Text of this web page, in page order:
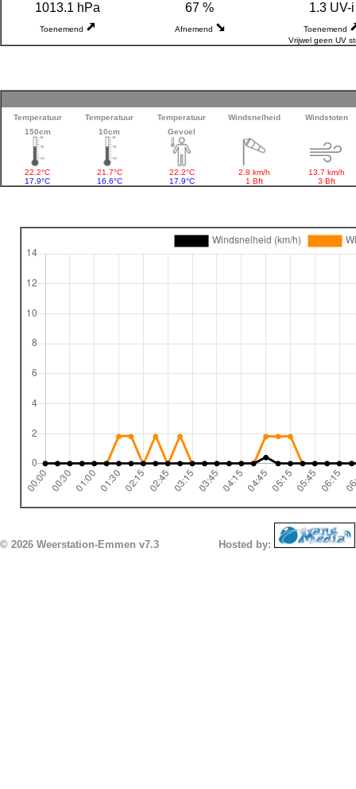
1013.1 hPa 67 % 1.3 UV-i
Toenemend Afnemend
Toenemend
Vrijwel geen UV
Temperatuur Temperatuur Temperatuur Windsnelheid
Windstoten
150cm
10cm Gevoel
22.2°C 21.7°C 22.2°C 2.8 km/h
13.7 km/h
17.9°C
16.6°C 17.9°C 1 Bft 3 Bft
© 2026 Weerstation-Emmen v7.3 Hosted by: